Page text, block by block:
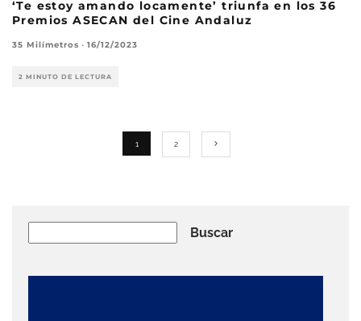
‘Te estoy amando locamente’ triunfa en los 36
Premios ASECAN del Cine Andaluz
35 Milímetros · 16/12/2023
2 MINUTO DE LECTURA
1 2
Buscar